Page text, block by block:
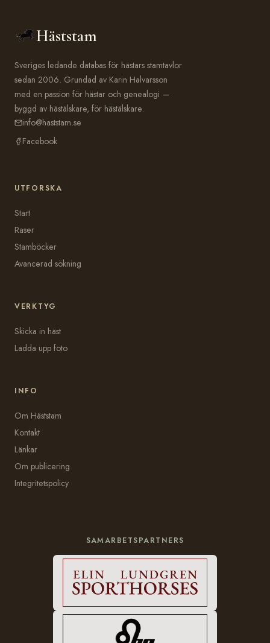
Häststam
Sveriges ledande databas för hästars stamtavlor
sedan 2006. Grundad av Karin Halvarsson
med en passion för hästar och genealogi —
byggd av hästälskare, för hästälskare.
info@haststam.se
Facebook
UTFORSKA
Start
Raser
Stamböcker
Avancerad sökning
VERKTYG
Skicka in häst
Ladda upp foto
INFO
Om Häststam
Kontakt
Länkar
Om publicering
Integritetspolicy
SAMARBETSPARTNERS